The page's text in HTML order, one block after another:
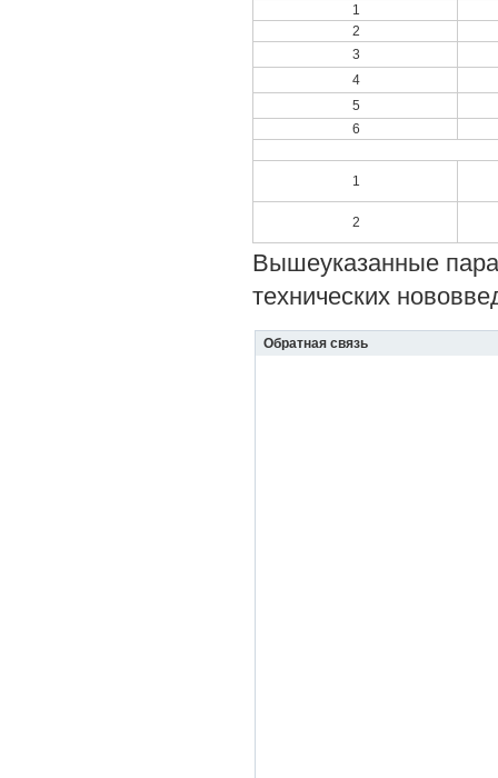
1
2
3
4
5
6
1
2
Вышеуказанные
технических
Обратная связь